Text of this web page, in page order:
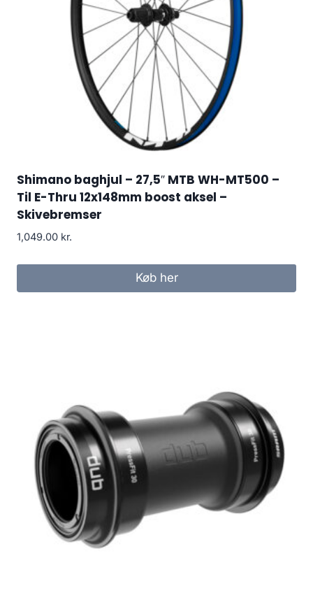
Shimano baghjul – 27,5″ MTB WH-MT500 –
Til E-Thru 12x148mm boost aksel –
Skivebremser
1,049.00 kr.
Køb her